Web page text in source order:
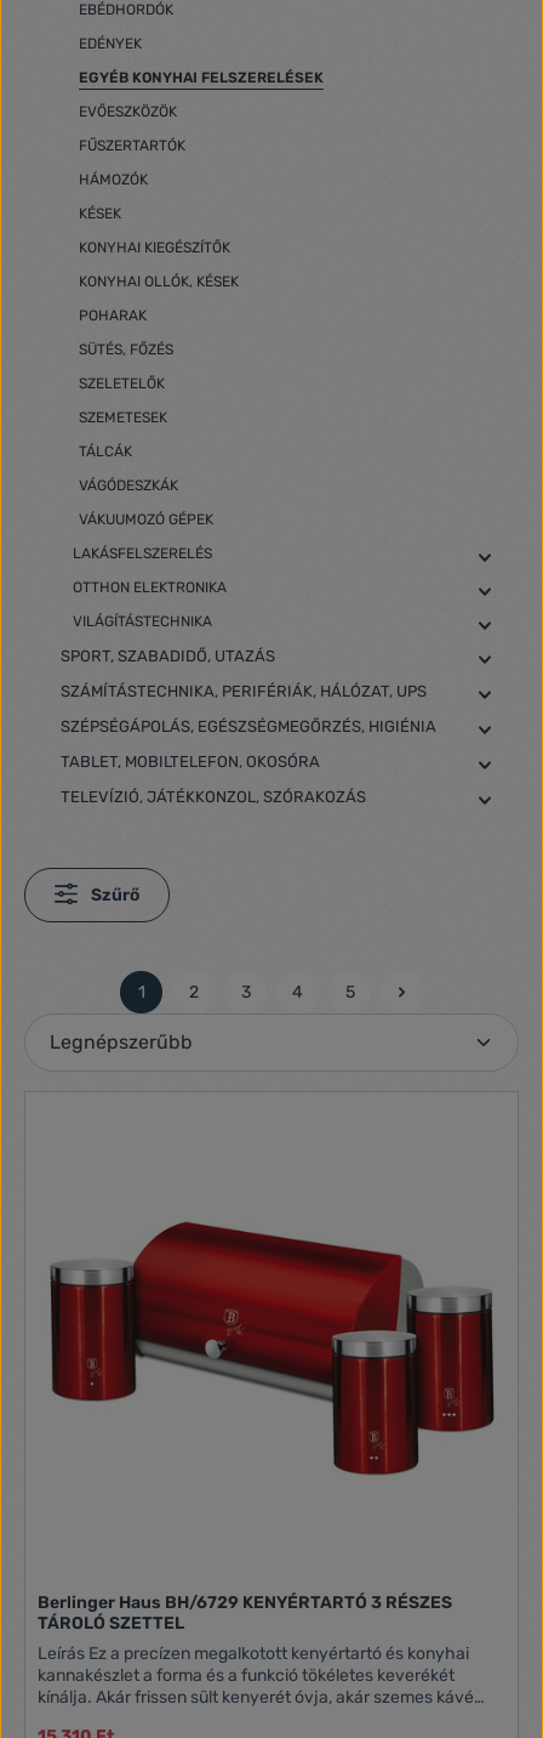
EBÉDHORDÓK
EDÉNYEK
EGYÉB KONYHAI FELSZERELÉSEK
EVŐESZKÖZÖK
FŰSZERTARTÓK
HÁMOZÓK
KÉSEK
KONYHAI KIEGÉSZÍTŐK
KONYHAI OLLÓK, KÉSEK
POHARAK
SÜTÉS, FŐZÉS
SZELETELŐK
SZEMETESEK
TÁLCÁK
VÁGÓDESZKÁK
VÁKUUMOZÓ GÉPEK
LAKÁSFELSZERELÉS
OTTHON ELEKTRONIKA
VILÁGÍTÁSTECHNIKA
SPORT, SZABADIDŐ, UTAZÁS
SZÁMÍTÁSTECHNIKA, PERIFÉRIÁK, HÁLÓZAT, UPS
SZÉPSÉGÁPOLÁS, EGÉSZSÉGMEGŐRZÉS, HIGIÉNIA
TABLET, MOBILTELEFON, OKOSÓRA
TELEVÍZIÓ, JÁTÉKKONZOL, SZÓRAKOZÁS
Szűrő
Oldal
1
Oldal
2
Oldal
3
Oldal
4
Oldal
5
Berlinger Haus BH/6729 KENYÉRTARTÓ 3 RÉSZES
TÁROLÓ SZETTEL
Leírás Ez a precízen megalkotott kenyértartó és konyhai
kannakészlet a forma és a funkció tökéletes keverékét
kínálja. Akár frissen sült kenyerét óvja, akár szemes kávé